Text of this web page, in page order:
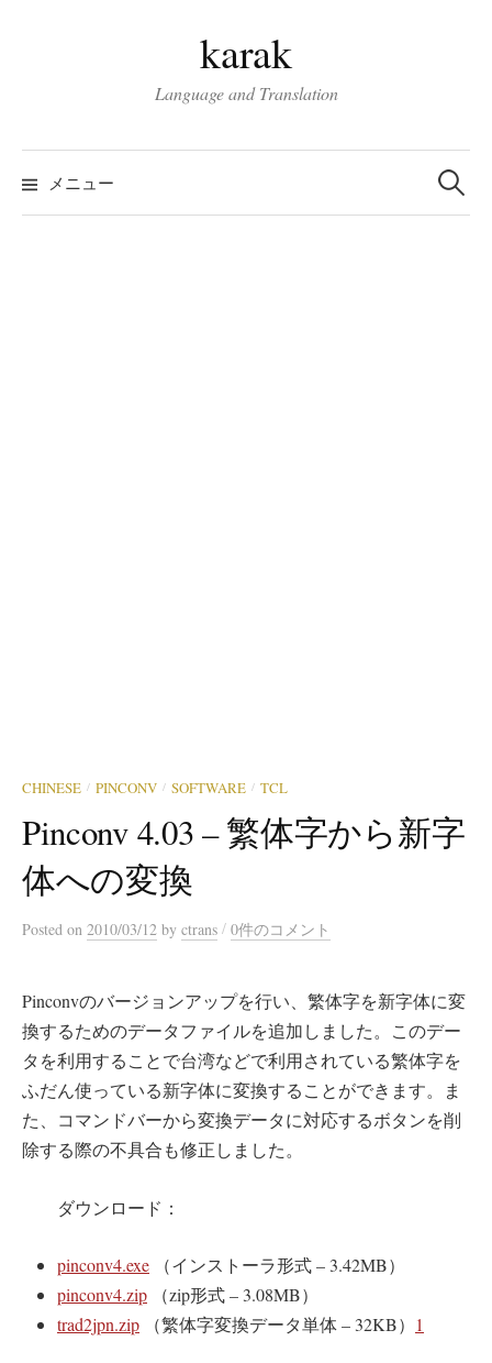
ス
キ
karak
Language and Translation
メニュー
検
索:
CHINESE / PINCONV / SOFTWARE / TCL
Pinconv 4.03 – 繁体字から新字
体への変換
Posted on 2010/03/12 by ctrans / 0件のコメント
Pinconvのバージョンアップを行い、繁体字を新字体に変
換するためのデータファイルを追加しました。このデー
タを利用することで台湾などで利用されている繁体字を
ふだん使っている新字体に変換することができます。ま
た、コマンドバーから変換データに対応するボタンを削
除する際の不具合も修正しました。
ダウンロード：
pinconv4.exe （インストーラ形式 – 3.42MB）
pinconv4.zip （zip形式 – 3.08MB）
trad2jpn.zip （繁体字変換データ単体 – 32KB） 1